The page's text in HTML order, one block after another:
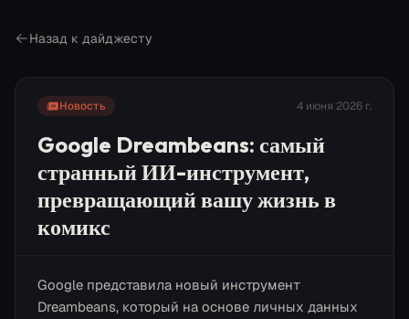
Назад к дайджесту
Новость 4 июня 2026 г.
Google Dreambeans: самый
странный ИИ-инструмент,
превращающий вашу жизнь в
комикс
Google представила новый инструмент
Dreambeans, который на основе личных данных